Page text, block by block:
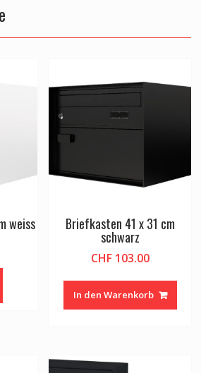
weiss Briefkasten 41 x 31 cm
schwarz
CHF103.00
In den Warenkorb